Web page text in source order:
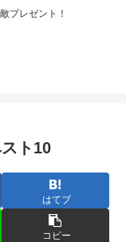
プレゼント！
ト10
はてブ
コピー